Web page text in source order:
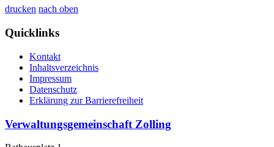
drucken nach oben
Quicklinks
Kontakt
Inhaltsverzeichnis
Impressum
Datenschutz
Erklärung zur Barrierefreiheit
Verwaltungsgemeinschaft Zolling